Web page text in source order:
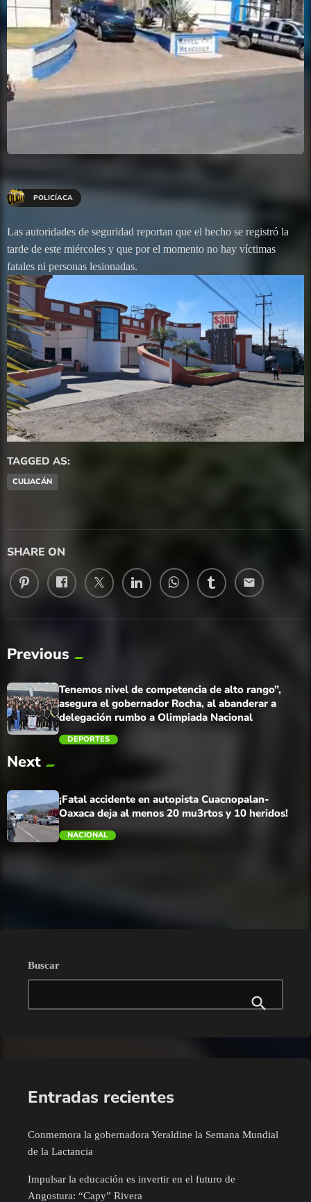
POLICÍACA
Las autoridades de seguridad reportan que el hecho se registró la
tarde de este miércoles y que por el momento no hay víctimas
fatales ni personas lesionadas.
TAGGED AS:
CULIACÁN
SHARE ON
email
Previous
Tenemos nivel de competencia de alto rango”,
asegura el gobernador Rocha, al abanderar a
delegación rumbo a Olimpiada Nacional
DEPORTES
Next
¡Fatal accidente en autopista Cuacnopalan-
Oaxaca deja al menos 20 mu3rtos y 10 heridos!
NACIONAL
Buscar
Entradas recientes
Conmemora la gobernadora Yeraldine la Semana Mundial
de la Lactancia
Impulsar la educación es invertir en el futuro de
Angostura: “Capy” Rivera